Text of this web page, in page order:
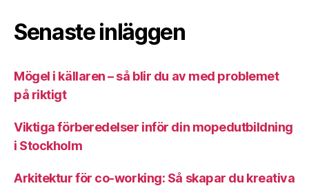
Senaste inläggen
Mögel i källaren – så blir du av med problemet
på riktigt
Viktiga förberedelser inför din mopedutbildning
i Stockholm
Arkitektur för co-working: Så skapar du kreativa